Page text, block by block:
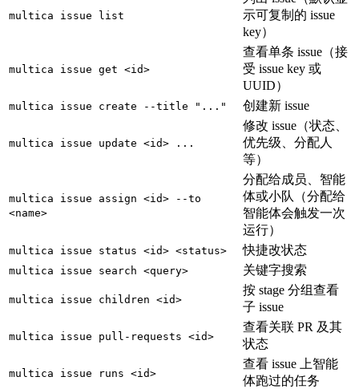
multica issue list
示可复制的 issue
key）
multica issue get <id>
查看单条 issue（接
受 issue key 或
UUID）
multica issue create --title "..." 创建新 issue
multica issue update <id> ...
修改 issue（状态、
优先级、分配人
等）
multica issue assign <id> --to
<name>
分配给成员、智能
体或小队（分配给
智能体会触发一次
运行）
multica issue status <id> <status> 快捷改状态
multica issue search <query> 关键字搜索
multica issue children <id>
按 stage 分组查看
子 issue
multica issue pull-requests <id>
查看关联 PR 及其
状态
multica issue runs <id>
查看 issue 上智能
体跑过的任务